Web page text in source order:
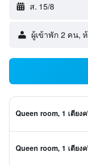
ส. 15/8
ผู้เข้าพัก 2 คน, ห้
Queen room, 1 เตียง
Queen room, 1 เตียง